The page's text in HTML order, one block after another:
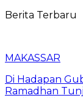
Berita Terbaru
MAKASSAR
Di Hadapan
Ramadhan